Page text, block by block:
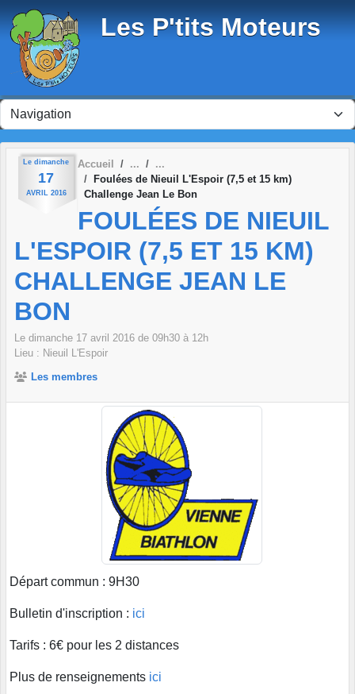
Les P'tits Moteurs
Le dimanche
17
AVRIL 2016
Accueil
Foulées de Nieuil L'Espoir (7,5 et 15 km)
Challenge Jean Le Bon
FOULÉES DE NIEUIL
L'ESPOIR (7,5 ET 15 KM)
CHALLENGE JEAN LE
BON
Le dimanche 17 avril 2016 de 09h30 à 12h
Lieu : Nieuil L'Espoir
Les membres
Départ commun : 9H30
Bulletin d'inscription : ici
Tarifs : 6€ pour les 2 distances
Plus de renseignements ici
Panneau de gestion des cookies